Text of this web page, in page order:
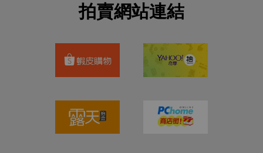
拍賣網站連結